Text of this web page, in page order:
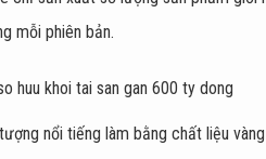
mỗi phiên bản.
nổi tiếng làm bằng chất liệu